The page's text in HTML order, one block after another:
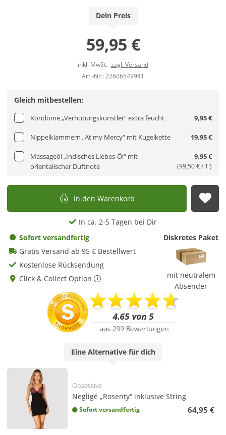
Dein Preis
59,95 €
inkl. MwSt.-zzgl. Versand
Art.-Nr.: 22606549941
Gleich mitbestellen:
Kondome „Verhütungskünstler“ extra feucht 9,95 €
Nippelklammern „At my Mercy“ mit Kugelkette 19,95 €
Massageöl „Indisches Liebes-Öl“ mit
orientalischer Duftnote
9,95 €
(99,50 € / 1l)
In den Warenkorb
In ca. 2-5 Tagen bei Dir
Sofort versandfertig
Gratis Versand ab 95 € Bestellwert
Kostenlose Rücksendung
Click & Collect Option
Diskretes Paket
mit neutralem
Absender
Eine Alternativefür dich
Obsessive
Negligé „Rosenty“ inklusive String
Sofort versandfertig 64,95 €